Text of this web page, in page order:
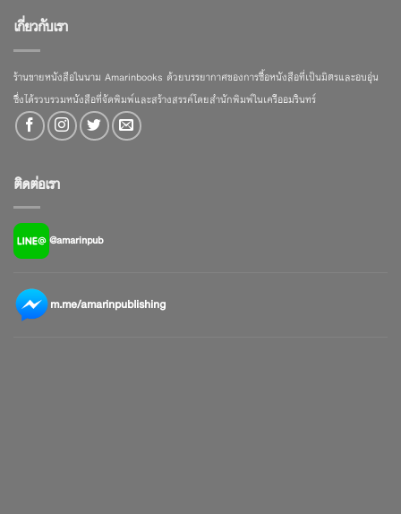
เกี่ยวกับเรา
ร้านขายหนังสือในนาม Amarinbooks ด้วยบรรยากาศของการซื้อหนังสือที่เป็นมิตรและอบอุ่น
ซึ่งได้รวบรวมหนังสือที่จัดพิมพ์และสร้างสรรค์โดยสำนักพิมพ์ในเครืออมรินทร์
ติดต่อเรา
@amarinpub
m.me/amarinpublishing